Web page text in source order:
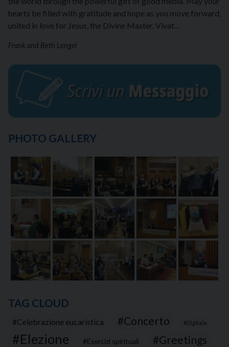
hearts be filled with gratitude and hope as you move forward,
united in love for Jesus, the Divine Master. Vivat…
Frank and Beth Lengel
PHOTO GALLERY
TAG CLOUD
Celebrazione eucaristica Concerto Digitale
Elezione Esercizi spirituali Greetings